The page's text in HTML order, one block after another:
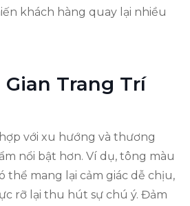
khách hàng quay lại nhiều
Trang Trí
với xu hướng và thương
nổi bật hơn. Ví dụ, tông màu
thể mang lại cảm giác dễ chịu,
rỡ lại thu hút sự chú ý. Đảm